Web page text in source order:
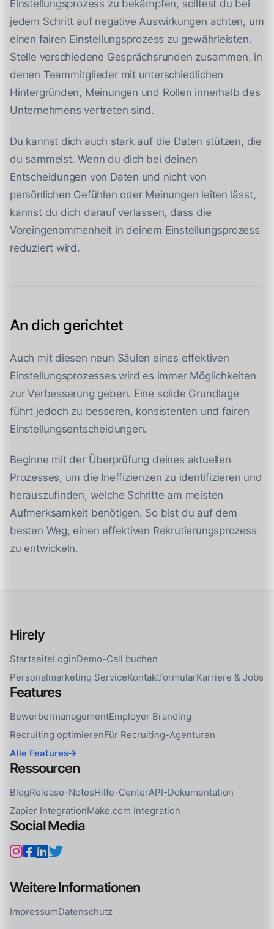
Einstellungsprozess zu bekämpfen, solltest du bei
jedem Schritt auf negative Auswirkungen achten, um
einen fairen Einstellungsprozess zu gewährleisten.
Stelle verschiedene Gesprächsrunden zusammen, in
denen Teammitglieder mit unterschiedlichen
Hintergründen, Meinungen und Rollen innerhalb des
Unternehmens vertreten sind.
Du kannst dich auch stark auf die Daten stützen, die
du sammelst. Wenn du dich bei deinen
Entscheidungen von Daten und nicht von
persönlichen Gefühlen oder Meinungen leiten lässt,
kannst du dich darauf verlassen, dass die
Voreingenommenheit in deinem Einstellungsprozess
reduziert wird.
An dich gerichtet
Auch mit diesen neun Säulen eines effektiven
Einstellungsprozesses wird es immer Möglichkeiten
zur Verbesserung geben. Eine solide Grundlage
führt jedoch zu besseren, konsistenten und fairen
Einstellungsentscheidungen.
Beginne mit der Überprüfung deines aktuellen
Prozesses, um die Ineffizienzen zu identifizieren und
herauszufinden, welche Schritte am meisten
Aufmerksamkeit benötigen. So bist du auf dem
besten Weg, einen effektiven Rekrutierungsprozess
zu entwickeln.
Hirely
StartseiteLoginDemo-Call buchen
Personalmarketing ServiceKontaktformularKarriere & Jobs
Features
BewerbermanagementEmployer Branding
Recruiting optimierenFür Recruiting-Agenturen
Alle Features
Ressourcen
BlogRelease-NotesHilfe-CenterAPI-Dokumentation
Zapier IntegrationMake.com Integration
Social Media
Weitere Informationen
ImpressumDatenschutz